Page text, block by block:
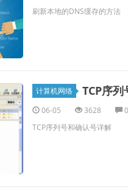
刷新本地的DNS缓存的方法
计算机网络 TCP序
06-05 3628
0
TCP序列号和确认号详解